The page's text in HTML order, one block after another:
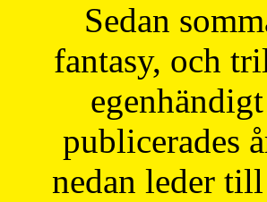
Sedan
fantasy, och
publicerades
nedan leder